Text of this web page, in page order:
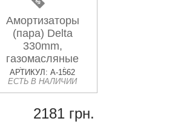
Амортизаторы
(пара) Delta
330mm,
газомасляные
(красные)
KOMATCU (mod.A)
АРТИКУЛ: A-1562
ЕСТЬ В НАЛИЧИИ
2181 грн.